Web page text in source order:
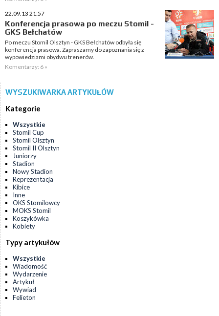
22.09.13 21:57
Konferencja prasowa po meczu Stomil -
GKS Bełchatów
Po meczu Stomil Olsztyn - GKS Bełchatów odbyła się
konferencja prasowa. Zapraszamy do zapoznania się z
wypowiedziami obydwu trenerów.
Komentarzy: 6 »
WYSZUKIWARKA ARTYKUŁÓW
Kategorie
Wszystkie
Stomil Cup
Stomil Olsztyn
Stomil II Olsztyn
Juniorzy
Stadion
Nowy Stadion
Reprezentacja
Kibice
Inne
OKS Stomilowcy
MOKS Stomil
Koszykówka
Kobiety
Typy artykułów
Wszystkie
Wiadomość
Wydarzenie
Artykuł
Wywiad
Felieton